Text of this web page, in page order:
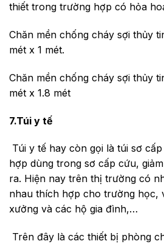
thiết trong trường hợp có hỏa
Chăn mền chống cháy sợi thủy
mét x 1 mét.
Chăn mền chống cháy sợi thủy
mét x 1.8 mét
7.Túi y tế
Túi y tế hay còn gọi là túi sơ
hợp dùng trong sơ cấp cứu,
ra. Hiện nay trên thị trường có
nhau thích hợp cho trường học,
xưởng và các hộ gia đình,…
Trên đây là các thiết bị phòng